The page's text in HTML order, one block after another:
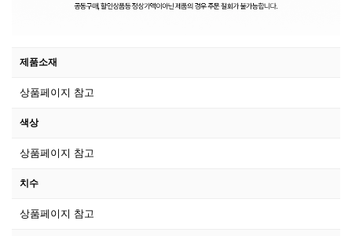
제품소재
상품페이지 참고
색상
상품페이지 참고
치수
상품페이지 참고